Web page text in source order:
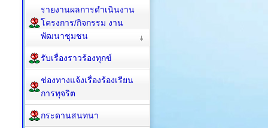
รายงานผลการดำเนินงาน
โครงการ/กิจกรรม งาน
พัฒนาชุมชน
รับเรื่องราวร้องทุกข์
ช่องทางแจ้งเรื่องร้องเรียน
การทุจริต
กระดานสนทนา